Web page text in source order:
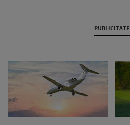
PUBLICITATE